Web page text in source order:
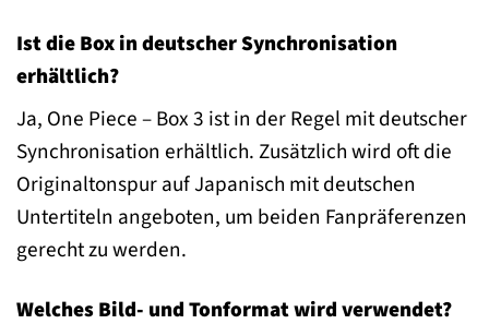
Ist die Box in deutscher Synchronisation
erhältlich?
Ja, One Piece – Box 3 ist in der Regel mit deutscher
Synchronisation erhältlich. Zusätzlich wird oft die
Originaltonspur auf Japanisch mit deutschen
Untertiteln angeboten, um beiden Fanpräferenzen
gerecht zu werden.
Welches Bild- und Tonformat wird verwendet?